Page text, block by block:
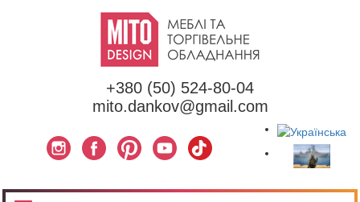
+380 (50) 524-80-04
mito.dankov@gmail.com